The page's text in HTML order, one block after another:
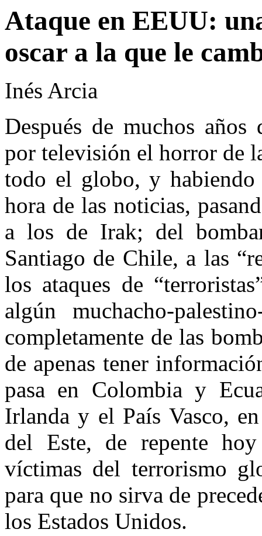
Ataque en EEUU:
oscar a la que le
Inés Arcia
Después de muchos años
por televisión el horror de
todo el globo, y habiendo
hora de las noticias,
a los de Irak; del
Santiago de Chile, a las
los ataques de
algún muchacho-
completamente de las
de apenas tener
pasa en Colombia y
Irlanda y el País Vasco,
del Este, de repente
víctimas del terrorismo
para que no sirva de
los Estados Unidos.